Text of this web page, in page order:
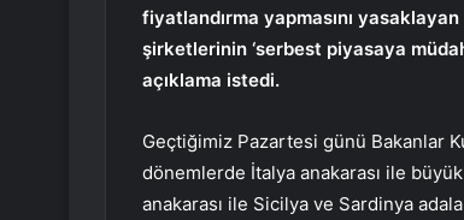
fiyatlandırma yapmasını
şirketlerinin ‘serbest piyasaya
açıklama istedi.
Geçtiğimiz Pazartesi günü Bakanlar
dönemlerde İtalya anakarası ile
anakarası ile Sicilya ve Sardinya